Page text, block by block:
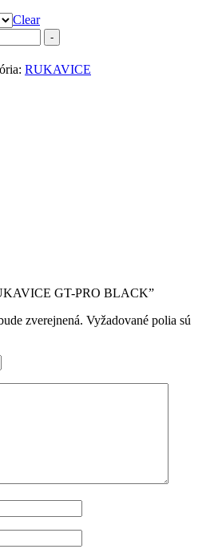
Clear
-
RUKAVICE
GT-PRO BLACK”
zverejnená. Vyžadované polia sú